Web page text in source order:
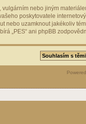
nebo jiným
poskytovatele
nebo uzamknout jakékoliv
„PES“ ani phpBB